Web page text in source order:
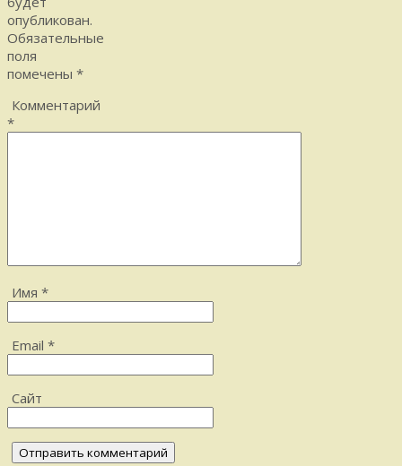
опубликован.
Обязательные
поля
помечены *
Комментарий
*
Имя *
Email *
Сайт